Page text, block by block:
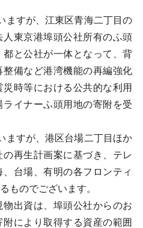
すが、江東区青海二丁目の
東京港埠頭公社所有のふ頭
と公社が一体となって、背
備など港湾機能の再編強化
時等における公共的な利用
イナーふ頭用地の寄附を受
すが、港区台場二丁目ほか
再生計画案に基づき、テレ
台場、有明の各フロンティ
ものでございます。
出資は、埠頭公社からのお
により取得する資産の範囲